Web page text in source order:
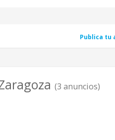
Publica tu
(3 anuncios)